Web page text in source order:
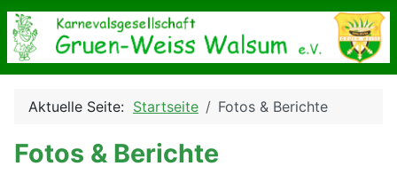
Aktuelle Seite: Startseite Fotos & Berichte
Fotos & Berichte